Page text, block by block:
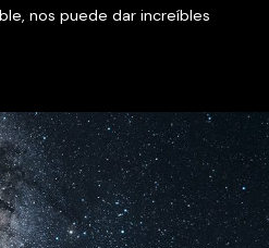
nos puede dar increíbles